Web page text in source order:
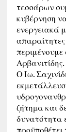
τεσσάρων
κυβέρνηση
ενεργειακά
απαραίτητες
Αρβανιτίδης.
Ο Ιω.
ζήτημα και
δυνατότητα